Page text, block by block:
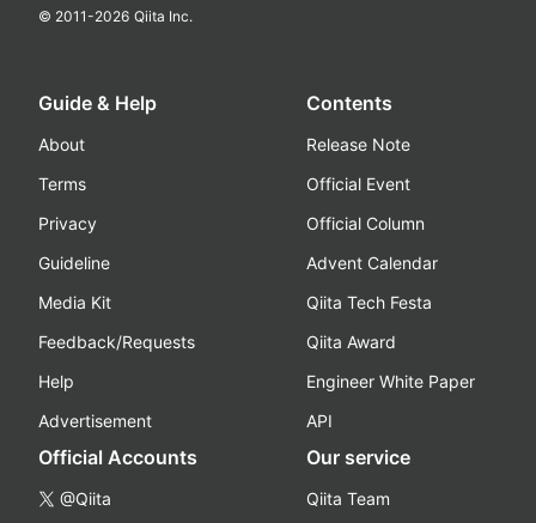
© 2011-2026 Qiita Inc.
Guide & Help
About
Terms
Privacy
Guideline
Media Kit
Feedback/Requests
Help
Advertisement
Contents
Release Note
Official Event
Official Column
Advent Calendar
Qiita Tech Festa
Qiita Award
Engineer White Paper
API
Official Accounts
@Qiita
Our service
Qiita Team